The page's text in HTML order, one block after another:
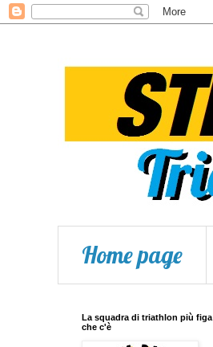
Home page
La squadra di triathlon più figa
che c'è